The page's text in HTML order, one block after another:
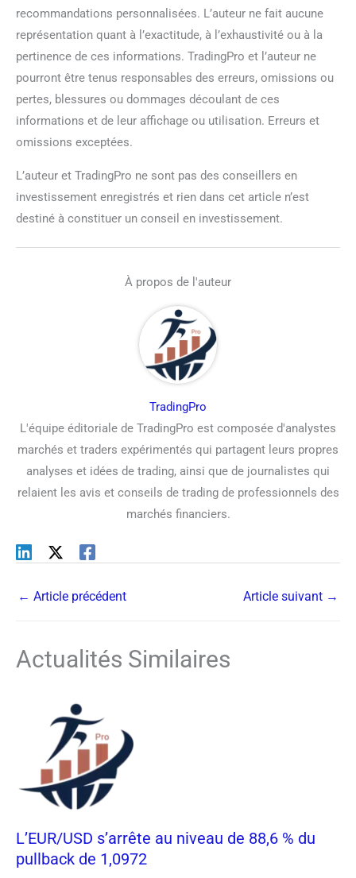
recommandations personnalisées. L’auteur ne fait aucune
représentation quant à l’exactitude, à l’exhaustivité ou à la
pertinence de ces informations. TradingPro et l’auteur ne
pourront être tenus responsables des erreurs, omissions ou
pertes, blessures ou dommages découlant de ces
informations et de leur affichage ou utilisation. Erreurs et
omissions exceptées.
L’auteur et TradingPro ne sont pas des conseillers en
investissement enregistrés et rien dans cet article n’est
destiné à constituer un conseil en investissement.
À propos de l'auteur
TradingPro
L'équipe éditoriale de TradingPro est composée d'analystes
marchés et traders expérimentés qui partagent leurs propres
analyses et idées de trading, ainsi que de journalistes qui
relaient les avis et conseils de trading de professionnels des
marchés financiers.
← Article précédent Article suivant →
Actualités Similaires
L’EUR/USD s’arrête au niveau de 88,6 % du
pullback de 1,0972